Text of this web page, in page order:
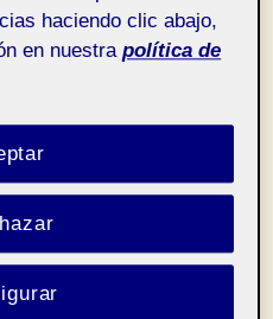
parque (PUNTO A) así
instrucciones de dos
escaleras hacia
Cuando llegues
hacia abajo en tu
a unas
y en la bifurcación a
tendrás enfrente,
señal azul.
haciendo clic abajo,
en nuestra política de